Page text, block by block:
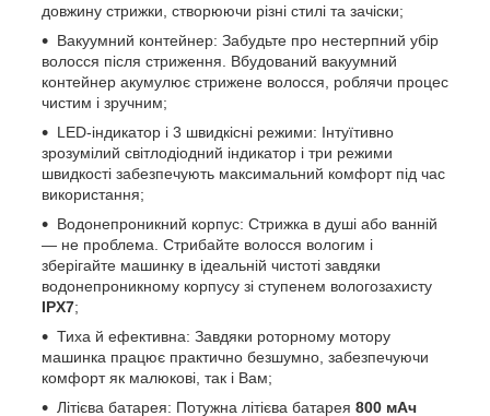
довжину стрижки, створюючи різні стилі та зачіски;
Вакуумний контейнер: Забудьте про нестерпний убір
волосся після стриження. Вбудований вакуумний
контейнер акумулює стрижене волосся, роблячи процес
чистим і зручним;
LED-індикатор і 3 швидкісні режими: Інтуїтивно
зрозумілий світлодіодний індикатор і три режими
швидкості забезпечують максимальний комфорт під час
використання;
Водонепроникний корпус: Стрижка в душі або ванній
— не проблема. Стрибайте волосся вологим і
зберігайте машинку в ідеальній чистоті завдяки
водонепроникному корпусу зі ступенем вологозахисту
IPX7;
Тиха й ефективна: Завдяки роторному мотору
машинка працює практично безшумно, забезпечуючи
комфорт як малюкові, так і Вам;
Літієва батарея: Потужна літієва батарея 800 мАч